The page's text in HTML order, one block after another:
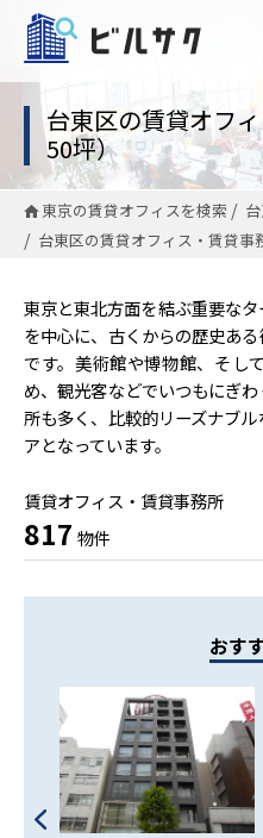
台東区の賃貸オフ
50坪）
東京の賃貸オフィスを検索
台東区の賃貸オフィス・賃貸事
東京と東北方面を結ぶ重要な
を中心に、古くからの歴史あ
です。美術館や博物館、そし
め、観光客などでいつもにぎ
所も多く、比較的リーズナブ
アとなっています。
賃貸オフィス・賃貸事務所
817 物件
おす